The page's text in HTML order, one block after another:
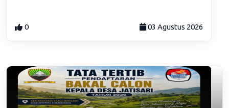
0 03 Agustus 2026